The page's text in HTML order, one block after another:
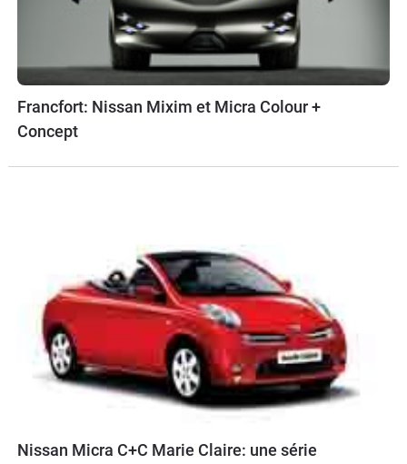
Francfort: Nissan Mixim et Micra Colour +
Concept
Nissan Micra C+C Marie Claire: une série